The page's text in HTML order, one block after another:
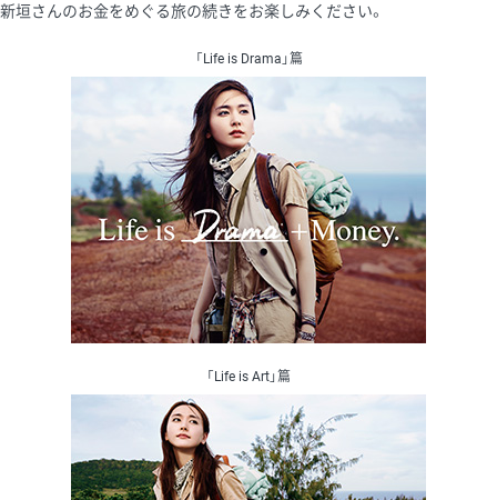
新垣さんのお金をめぐる旅の続きをお楽しみください。
「Life is Drama」篇
「Life is Art」篇